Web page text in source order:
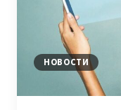
НОВОСТИ